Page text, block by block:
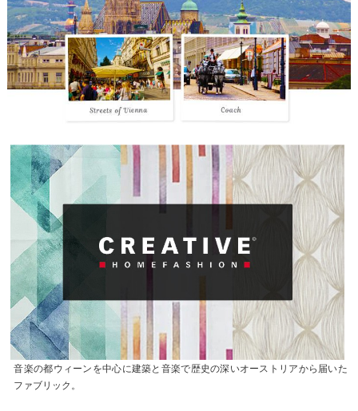
音楽の都ウィーンを中心に建築と音楽で歴史の深いオーストリアから届いた
ファブリック。